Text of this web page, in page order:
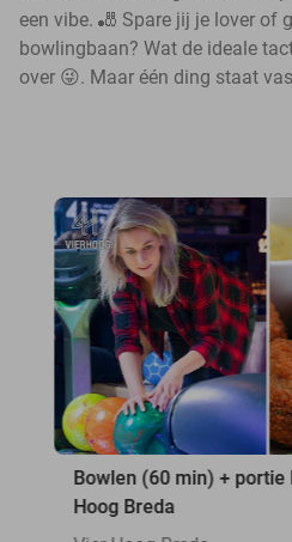
een vibe. 🎳 Spare jij je lover of
bowlingbaan? Wat de ideale
over 😜. Maar één ding staat
Bowlen (60 min) +
Hoog Breda